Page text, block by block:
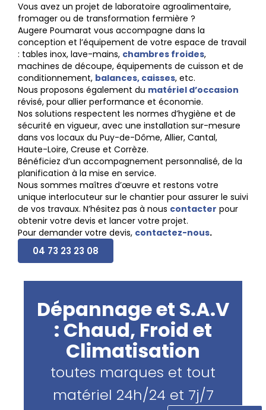
Vous avez un projet de laboratoire agroalimentaire,
fromager ou de transformation fermière ?
Augere Poumarat vous accompagne dans la
conception et l’équipement de votre espace de travail
: tables inox, lave-mains, chambres froides,
machines de découpe, équipements de cuisson et de
conditionnement, balances, caisses, etc.
Nous proposons également du matériel d’occasion
révisé, pour allier performance et économie.
Nos solutions respectent les normes d’hygiène et de
sécurité en vigueur, avec une installation sur-mesure
dans vos locaux du Puy-de-Dôme, Allier, Cantal,
Haute-Loire, Creuse et Corrèze.
Bénéficiez d’un accompagnement personnalisé, de la
planification à la mise en service.
Nous sommes maîtres d’œuvre et restons votre
unique interlocuteur sur le chantier pour assurer le suivi
de vos travaux. N’hésitez pas à nous contacter pour
obtenir votre devis et lancer votre projet.
Pour demander votre devis, contactez-nous.
04 73 23 23 08
Dépannage et S.A.V
: Chaud, Froid et
Climatisation
toutes marques et tout
matériel 24h/24 et 7j/7